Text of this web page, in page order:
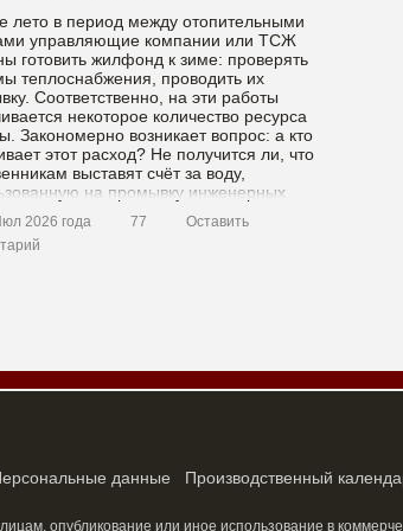
лето в период между отопительными
управляющие компании или ТСЖ
готовить жилфонд к зиме: проверять
теплоснабжения, проводить их
Соответственно, на эти работы
некоторое количество ресурса
Закономерно возникает вопрос: а кто
этот расход? Не получится ли, что
выставят счёт за воду,
на промывку инженерных
2026 года 77
Оставить
данные Производственный
опубликование или иное использование в